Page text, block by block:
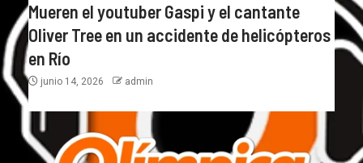
Mueren el youtuber Gaspi y el cantante
Oliver Tree en un accidente de helicópteros
en Río
junio 14, 2026 admin